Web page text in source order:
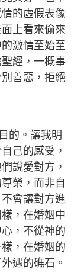
的虛假表像
上看來偷來
激情至始至
經，一概事
善惡，拒絕
的。讓我明
己的感受，
說愛對方，
榮，而非自
會讓對方進
，在婚姻中
，不從神的
，在婚姻的
遇的礁石。